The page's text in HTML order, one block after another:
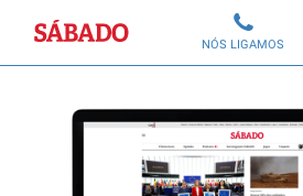
Sábado
NÓS LIGAMOS